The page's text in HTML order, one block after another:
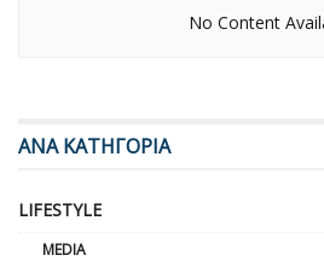
No Content
ΑΝΑ ΚΑΤΗΓΟΡΙΑ
LIFESTYLE
MEDIA